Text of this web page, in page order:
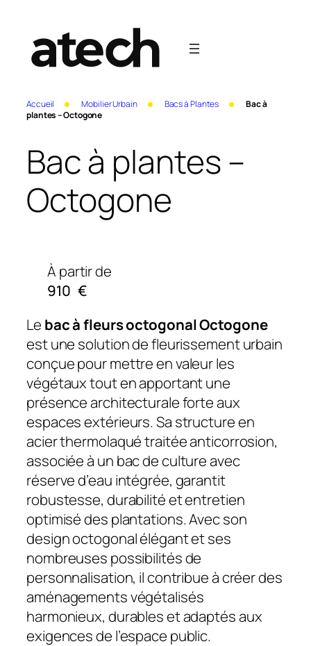
Accueil Mobilier Urbain Bacs à Plantes
Bac à
plantes – Octogone
Bac à plantes –
Octogone
À partir de
910 €
Le bac à fleurs octogonal Octogone
est une solution de fleurissement urbain
conçue pour mettre en valeur les
végétaux tout en apportant une
présence architecturale forte aux
espaces extérieurs. Sa structure en
acier thermolaqué traitée anticorrosion,
associée à un bac de culture avec
réserve d’eau intégrée, garantit
robustesse, durabilité et entretien
optimisé des plantations. Avec son
design octogonal élégant et ses
nombreuses possibilités de
personnalisation, il contribue à créer des
aménagements végétalisés
harmonieux, durables et adaptés aux
exigences de l’espace public.